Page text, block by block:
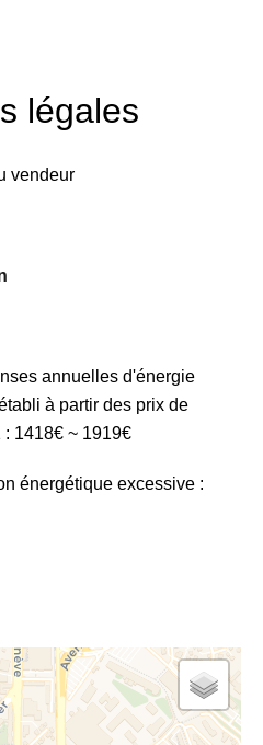
légales
vendeur
annuelles d'énergie
à partir des prix de
: 1418€ ~ 1919€
énergétique excessive :